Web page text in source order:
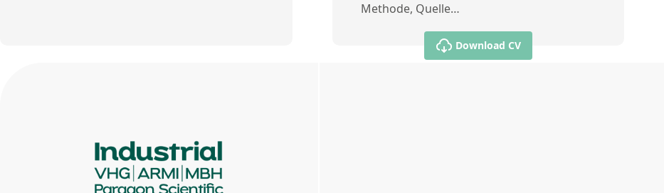
Methode, Quelle…
Download CV